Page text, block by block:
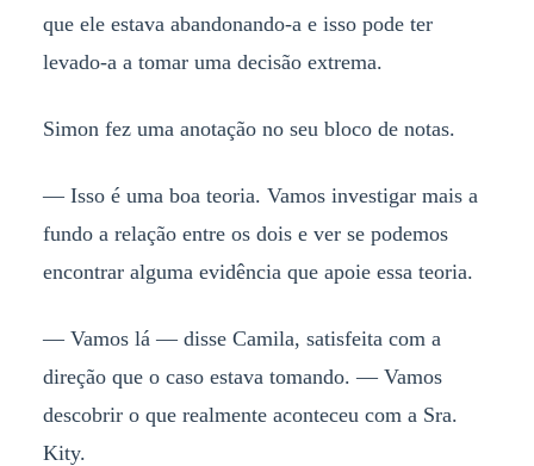
que ele estava abandonando-a e isso pode ter
levado-a a tomar uma decisão extrema.
Simon fez uma anotação no seu bloco de notas.
— Isso é uma boa teoria. Vamos investigar mais a
fundo a relação entre os dois e ver se podemos
encontrar alguma evidência que apoie essa teoria.
— Vamos lá — disse Camila, satisfeita com a
direção que o caso estava tomando. — Vamos
descobrir o que realmente aconteceu com a Sra.
Kity.